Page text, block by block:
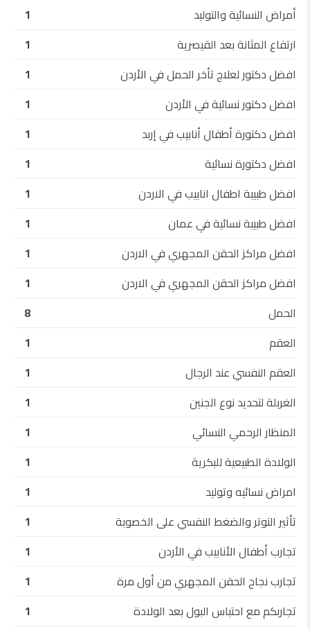
أمراض النسائية والتوليد
1
ارتفاع المثانة بعد القيصرية
1
افضل دكتور لعلاج تأخر الحمل في الأردن
1
افضل دكتور نسائية في الأردن
1
افضل دكتورة أطفال أنابيب في إربد
1
افضل دكتورة نسائية
1
افضل طبيبة اطفال انابيب في الاردن
1
افضل طبيبة نسائية في عمان
1
افضل مراكز الحقن المجهري في الاردن
1
افضل مراكز الحقن المجهري في الاردن
1
الحمل
8
العقم
1
العقم النفسي عند الرجال
1
الغربلة لتحديد نوع الجنين
1
المنظار الرحمي النسائي
1
الولادة الطبيعية للبكرية
1
امراض نسائيه وتوليد
1
تأثير التوتر والضغط النفسي على الخصوبة
1
تجارب أطفال الأنابيب في الأردن
1
تجارب نجاح الحقن المجهري من أول مرة
1
تجاربكم مع احتباس البول بعد الولادة
1